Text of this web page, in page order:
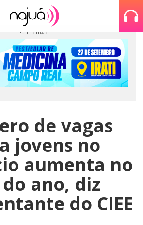
de vagas
jovens no
aumenta no
ano, diz
do CIEE